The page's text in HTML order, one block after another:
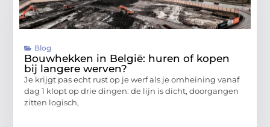
Blog
Bouwhekken in België: huren of kopen
bij langere werven?
Je krijgt pas echt rust op je werf als je omheining vanaf
dag 1 klopt op drie dingen: de lijn is dicht, doorgangen
zitten logisch,